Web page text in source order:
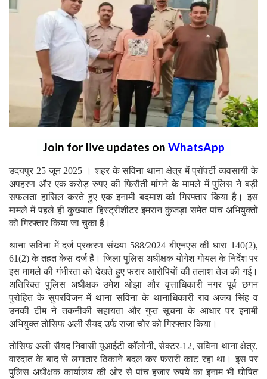
Join for live updates on WhatsApp
उदयपुर 25 जून 2025 । शहर के सविना थाना क्षेत्र में प्रॉपर्टी व्यवसायी के
अपहरण और एक करोड़ रुपए की फिरौती मांगने के मामले में पुलिस ने बड़ी
सफलता हासिल करते हुए एक इनामी बदमाश को गिरफ्तार किया है। इस
मामले में पहले ही कुख्यात हिस्ट्रीशीटर इमरान कुंजड़ा समेत पांच अभियुक्तों
को गिरफ्तार किया जा चुका है।
थाना सविना में दर्ज प्रकरण संख्या 588/2024 बीएनएस की धारा 140(2),
61(2) के तहत केस दर्ज है। जिला पुलिस अधीक्षक योगेश गोयल के निर्देश पर
इस मामले की गंभीरता को देखते हुए फरार आरोपियों की तलाश तेज की गई।
अतिरिक्त पुलिस अधीक्षक उमेश ओझा और वृत्ताधिकारी नगर पूर्व छगन
पुरोहित के सुपरविजन में थाना सविना के थानाधिकारी राव अजय सिंह व
उनकी टीम ने तकनीकी सहायता और गुप्त सूचना के आधार पर इनामी
अभियुक्त तोसिफ अली सैयद उर्फ राजा चोर को गिरफ्तार किया।
तोसिफ अली सैयद निवासी यूआईटी कॉलोनी, सेक्टर-12, सविना थाना क्षेत्र,
वारदात के बाद से लगातार ठिकाने बदल कर फरारी काट रहा था। इस पर
पुलिस अधीक्षक कार्यालय की ओर से पांच हजार रुपये का इनाम भी घोषित